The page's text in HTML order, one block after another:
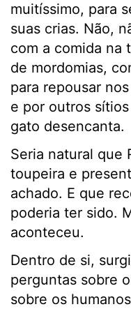
muitíssimo, para
suas crias. Não,
com a comida na
de mordomias,
para repousar
e por outros
gato desencanta.
Seria natural que
toupeira e
achado. E que
poderia ter sido.
aconteceu.
Dentro de si,
perguntas sobre
sobre os